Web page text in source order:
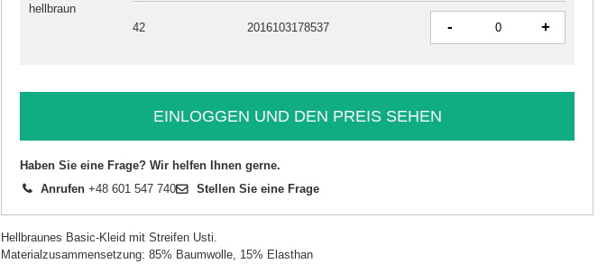
hellbraun
42 2016103178537 - +
EINLOGGEN UND DEN PREIS SEHEN
Haben Sie eine Frage? Wir helfen Ihnen gerne.
Anrufen +48 601 547 740 Stellen Sie eine Frage
Hellbraunes Basic-Kleid mit Streifen Usti.
Materialzusammensetzung: 85% Baumwolle, 15% Elasthan